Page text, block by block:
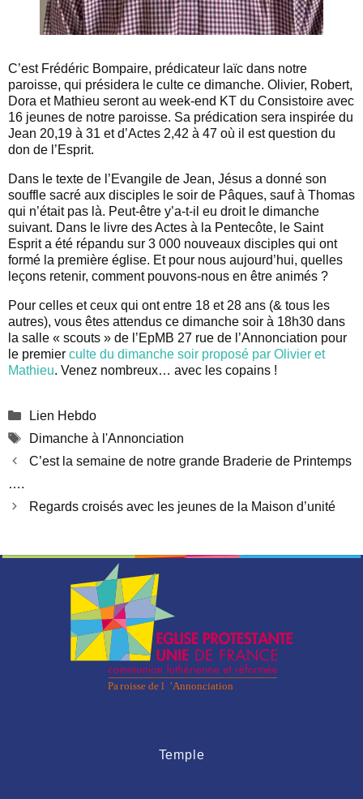
C’est Frédéric Bompaire, prédicateur laïc dans notre
paroisse, qui présidera le culte ce dimanche. Olivier, Robert,
Dora et Mathieu seront au week-end KT du Consistoire avec
16 jeunes de notre paroisse. Sa prédication sera inspirée du
Jean 20,19 à 31 et d’Actes 2,42 à 47 où il est question du
don de l’Esprit.
Dans le texte de l’Evangile de Jean, Jésus a donné son
souffle sacré aux disciples le soir de Pâques, sauf à Thomas
qui n’était pas là. Peut-être y’a-t-il eu droit le dimanche
suivant. Dans le livre des Actes à la Pentecôte, le Saint
Esprit a été répandu sur 3 000 nouveaux disciples qui ont
formé la première église. Et pour nous aujourd’hui, quelles
leçons retenir, comment pouvons-nous en être animés ?
Pour celles et ceux qui ont entre 18 et 28 ans (& tous les
autres), vous êtes attendus ce dimanche soir à 18h30 dans
la salle « scouts » de l’EpMB 27 rue de l’Annonciation pour
le premier culte du dimanche soir proposé par Olivier et
Mathieu. Venez nombreux… avec les copains !
Catégories
Lien Hebdo
Étiquettes
Dimanche à l'Annonciation
C’est la semaine de notre grande Braderie de Printemps
….
Regards croisés avec les jeunes de la Maison d’unité
Temple